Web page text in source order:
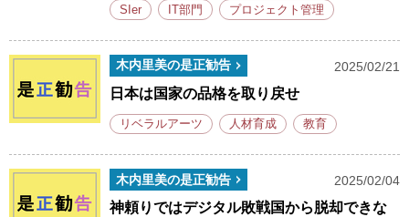
SIer IT部門 プロジェクト管理
木内里美の是正勧告 2025/02/21
日本は国家の品格を取り戻せ
リベラルアーツ 人材育成 教育
木内里美の是正勧告 2025/02/04
神頼りではデジタル敗戦国から脱却できな